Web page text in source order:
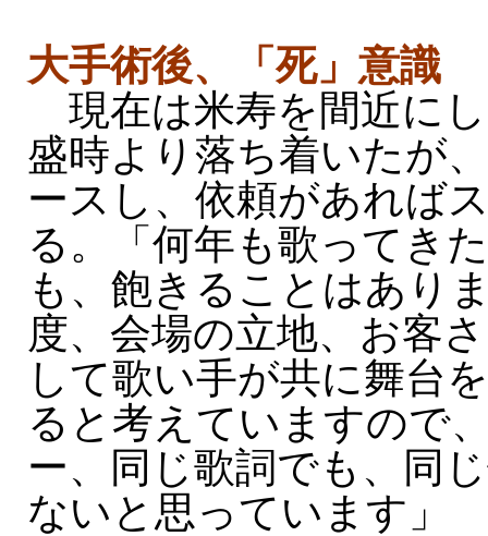
大手術後、「死」意識
現在は米寿を間近に
盛時より落ち着いたが
ースし、依頼があれば
る。「何年も歌ってき
も、飽きることはあり
度、会場の立地、お客
して歌い手が共に舞台
ると考えていますので
ー、同じ歌詞でも、同
ないと思っています」